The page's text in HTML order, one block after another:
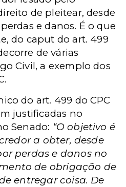
de pleitear, desde
e danos. É o que
do caput do art. 499
de várias
Civil, a exemplo dos
do art. 499 do CPC
justificadas no
Senado: “O objetivo é
a obter, desde
perdas e danos no
de obrigação de
entregar coisa. De